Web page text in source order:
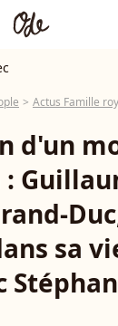
Actus Famille
d'un
sa